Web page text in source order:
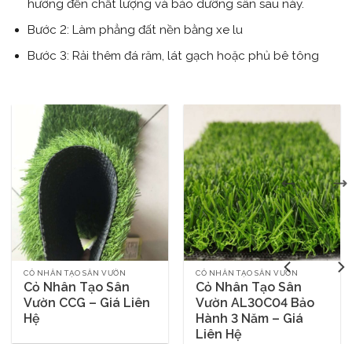
hưởng đến chất lượng và bảo dưỡng sân sau này.
Bước 2: Làm phẳng đất nền bằng xe lu
Bước 3: Rải thêm đá răm, lát gạch hoặc phủ bê tông
CỎ NHÂN TẠO SÂN VƯỜN
Cỏ Nhân Tạo Sân
Vườn CCG – Giá Liên
Hệ
CỎ NHÂN TẠO SÂN VƯỜN
Cỏ Nhân Tạo Sân
Vườn AL30C04 Bảo
Hành 3 Năm – Giá
Liên Hệ